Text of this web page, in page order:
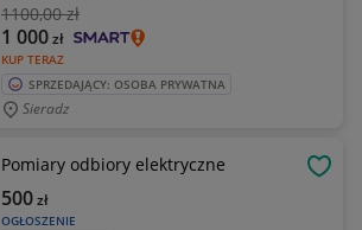
1100,00 zł
KUP TERAZ
1 000zł
SPRZEDAJĄCY: OSOBA PRYWATNA
Sieradz
Pomiary odbiory elektryczne
OGŁOSZENIE
500zł